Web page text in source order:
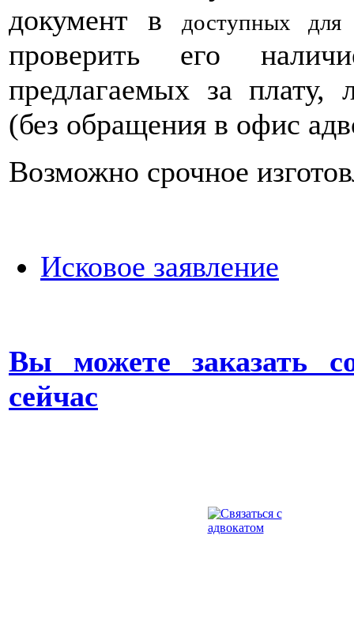
документ в
доступных для
проверить его
предлагаемых за плату,
(без обращения в офис
Возможно срочное
Исковое заявление
Вы можете заказать
сейчас